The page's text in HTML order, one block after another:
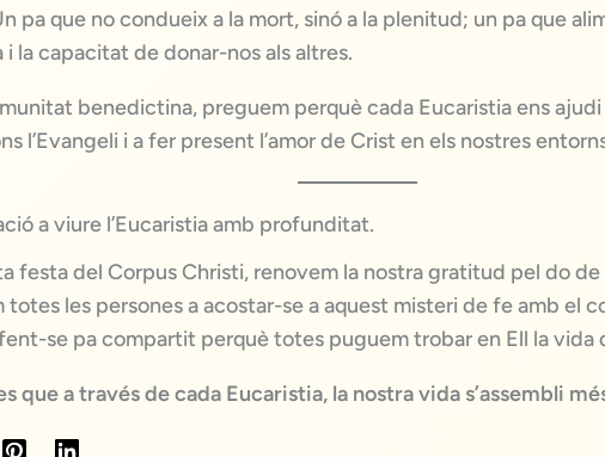
pa que no condueix a la mort, sinó a la plenitud; un pa que
la capacitat de donar-nos als altres.
benedictina, preguem perquè cada Eucaristia ens
l’Evangeli i a fer present l’amor de Crist en els nostres
a viure l’Eucaristia amb profunditat.
festa del Corpus Christi, renovem la nostra gratitud pel do de
les persones a acostar-se a aquest misteri de fe amb el
se pa compartit perquè totes puguem trobar en Ell la vida
que a través de cada Eucaristia, la nostra vida s’assembli